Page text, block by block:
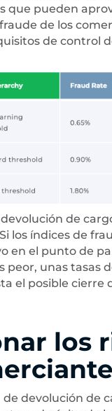
que pueden
de los
de control
de
los índices de
en el punto de
peor, unas tasas
el posible cierre
los
devolución de